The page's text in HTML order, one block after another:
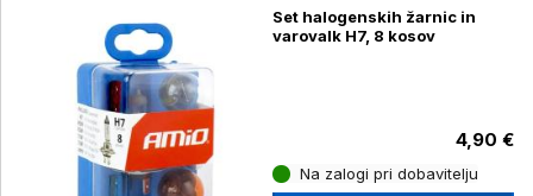
Set halogenskih žarnic in
varovalk H7, 8 kosov
4,90 €
Na zalogi pri dobavitelju